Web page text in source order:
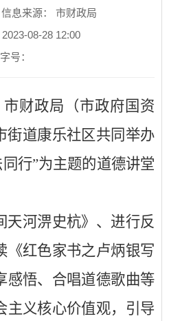
信息来源： 市财政局
08-28 12:00
字号：
市财政局（市政府国资
街道康乐社区共同 举办
同行”为主题的道德讲堂
天河淠史杭》 、 进行反
《红色家书之卢炳银写
感悟、 合唱道德歌曲等
义核心价值观， 引导